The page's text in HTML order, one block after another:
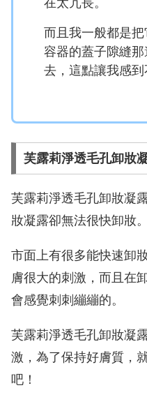
在太冗長。
而且我一般都是
容器的蓋子隙縫
去，這點讓我感到
芙露莉淨透毛孔卸妝
芙露莉淨透毛孔卸妝凝
妝凝露卻無法很快卸妝。
市面上有很多能快速卸
膚很大的刺激，而且在
會感覺刺刺繃繃的。
芙露莉淨透毛孔卸妝凝
激，為了保持好膚質，
吧！